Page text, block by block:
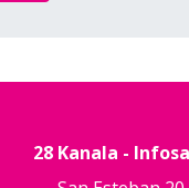
28 Kanala -